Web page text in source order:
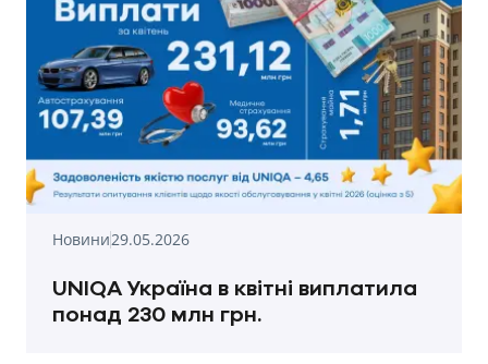
Новини29.05.2026
UNIQA Україна в квітні виплатила
понад 230 млн грн.